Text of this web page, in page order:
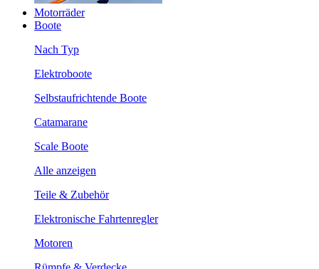
Motorräder
Boote
Nach Typ
Elektroboote
Selbstaufrichtende Boote
Catamarane
Scale Boote
Alle anzeigen
Teile & Zubehör
Elektronische Fahrtenregler
Motoren